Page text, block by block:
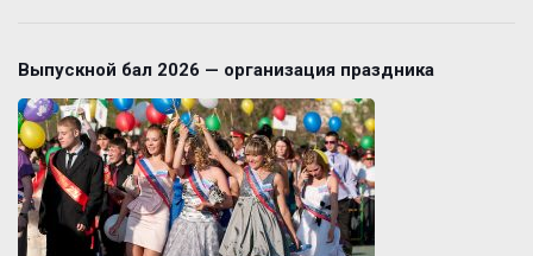
Выпускной бал 2026 — организация праздника